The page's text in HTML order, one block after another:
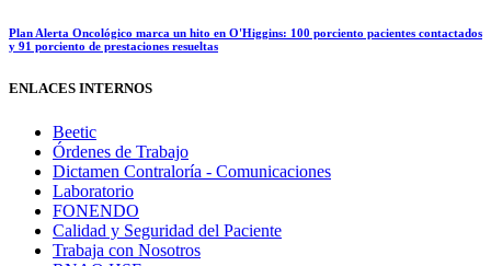
Plan Alerta Oncológico marca un hito en O'Higgins: 100 porciento pacientes contactados
y 91 porciento de prestaciones resueltas
ENLACES INTERNOS
Beetic
Órdenes de Trabajo
Dictamen Contraloría - Comunicaciones
Laboratorio
FONENDO
Calidad y Seguridad del Paciente
Trabaja con Nosotros